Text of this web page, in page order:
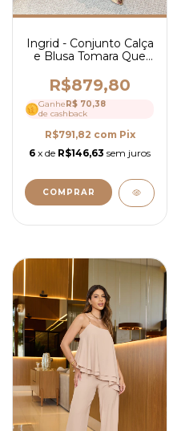
Ingrid - Conjunto Calça
e Blusa Tomara Que
R$879,80
GanheR$ 70,38
de cashback
R$791,82 com Pix
6 x de R$146,63 sem juros
COMPRAR